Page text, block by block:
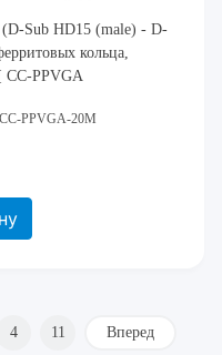
(D-Sub HD15 (male) - D-
кольца,
CC-PPVGA
PPVGA-20M
4 11 Вперед